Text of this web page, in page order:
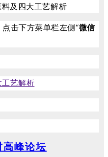
击下方菜单栏左侧“微信
高峰论坛